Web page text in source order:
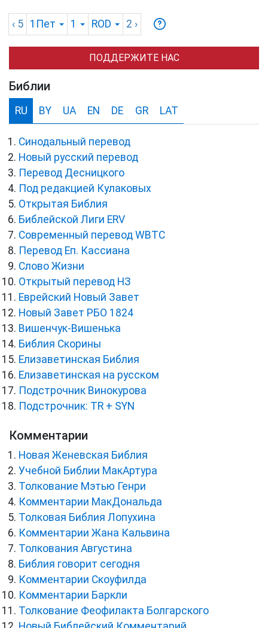
‹ 5 1Пет 1 ROD 2 ›
ПОДДЕРЖИТЕ НАС
Библии
RU BY UA EN DE GR LAT
Синодальный перевод
Новый русский перевод
Перевод Десницкого
Под редакцией Кулаковых
Открытая Библия
Библейской Лиги ERV
Cовременный перевод WBTC
Перевод Еп. Кассиана
Слово Жизни
Открытый перевод НЗ
Еврейский Новый Завет
Новый Завет РБО 1824
Вишенчук-Вишенька
Библия Скорины
Елизаветинская Библия
Елизаветинская на русском
Подстрочник Винокурова
Подстрочник: TR + SYN
Комментарии
Новая Женевская Библия
Учебной Библии МакАртура
Толкование Мэтью Генри
Комментарии МакДональда
Толковая Библия Лопухина
Комментарии Жана Кальвина
Толкования Августина
Библия говорит сегодня
Комментарии Скоуфилда
Комментарии Баркли
Толкование Феофилакта Болгарского